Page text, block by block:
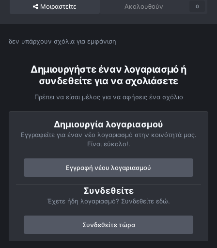
Μοιραστείτε Ακολουθούν 0
δεν υπάρχουν σχόλια για εμφάνιση
Δημιουργήστε έναν λογαριασμό ή
συνδεθείτε για να σχολιάσετε
Πρέπει να είσαι μέλος για να αφήσεις ένα σχόλιο
Δημιουργία λογαριασμού
Εγγραφείτε για έναν νέο λογαριασμό στην κοινότητά μας.
Είναι εύκολο!.
Εγγραφή νέου λογαριασμού
Συνδεθείτε
Έχετε ήδη λογαριασμό? Συνδεθείτε εδώ.
Συνδεθείτε τώρα